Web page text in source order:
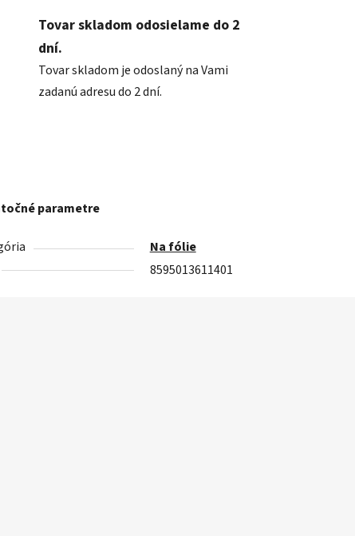
Tovar skladom odosielame do 2
dní.
Tovar skladom je odoslaný na Vami
zadanú adresu do 2 dní.
parametre
Na fólie
8595013611401